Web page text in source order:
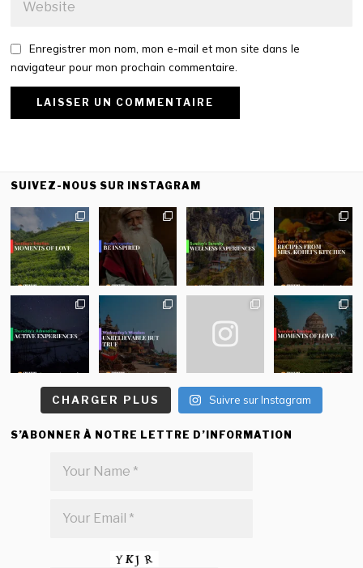
Enregistrer mon nom, mon e-mail et mon site dans le
navigateur pour mon prochain commentaire.
SUIVEZ-NOUS SUR INSTAGRAM
CHARGER PLUS Suivre sur Instagram
S’ABONNER À NOTRE LETTRE D’INFORMATION